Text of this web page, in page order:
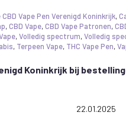
Vape Pen Verenigd Koninkrijk,
,CBD Vape,CBD Vape Patronen,
,Volledig spectrum,Volledig
, Terpeen Vape, THC Vape Pen,
Koninkrijk bij
5.0 out of 5 stars
Date:
22.01.2025